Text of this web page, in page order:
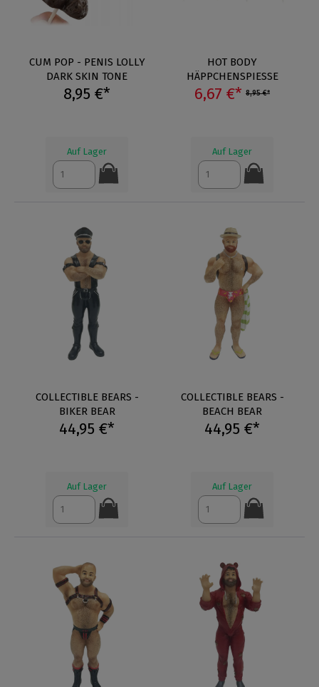
CUM POP - PENIS LOLLY
DARK SKIN TONE
8,95 €*
Auf Lager
HOT BODY
HÄPPCHENSPIESSE
6,67 €* 8,95 €*
Auf Lager
COLLECTIBLE BEARS -
BIKER BEAR
44,95 €*
Auf Lager
COLLECTIBLE BEARS -
BEACH BEAR
44,95 €*
Auf Lager